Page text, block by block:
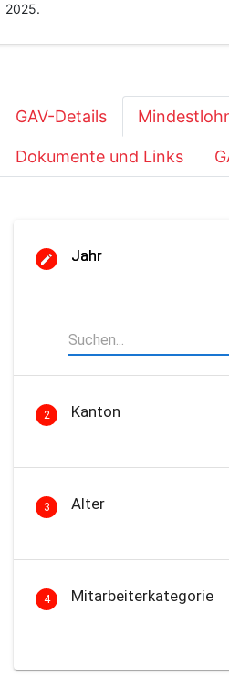
2025.
GAV-Details
Dokumente und Links
Jahr
2 Kanton
3 Alter
4 Mitarbeiterkategorie